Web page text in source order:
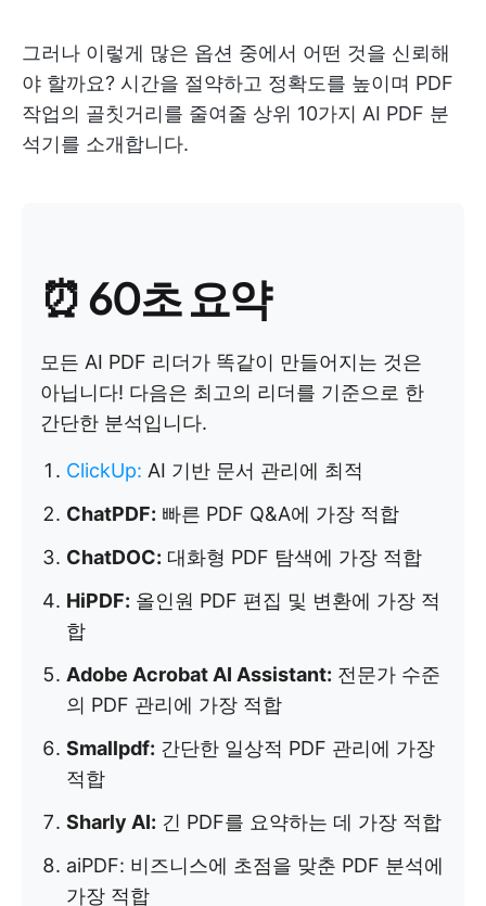
그러나 이렇게 많은 옵션 중에서 어떤 것을 신뢰해
야 할까요? 시간을 절약하고 정확도를 높이며 PDF
작업의 골칫거리를 줄여줄 상위 10가지 AI PDF 분
석기를 소개합니다.
⏰ 60초 요약
모든 AI PDF 리더가 똑같이 만들어지는 것은
아닙니다! 다음은 최고의 리더를 기준으로 한
간단한 분석입니다.
ClickUp: AI 기반 문서 관리에 최적
ChatPDF: 빠른 PDF Q&A에 가장 적합
ChatDOC: 대화형 PDF 탐색에 가장 적합
HiPDF: 올인원 PDF 편집 및 변환에 가장 적
합
Adobe Acrobat AI Assistant: 전문가 수준
의 PDF 관리에 가장 적합
Smallpdf: 간단한 일상적 PDF 관리에 가장
적합
Sharly AI: 긴 PDF를 요약하는 데 가장 적합
aiPDF: 비즈니스에 초점을 맞춘 PDF 분석에
가장 적합